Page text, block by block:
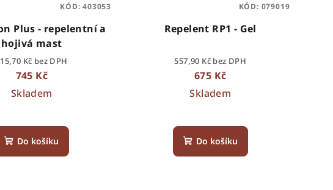
Plus - repelentní a
hojivá mast
Kč bez DPH
745 Kč
Skladem
Do košíku
KÓD:403053
Repelent RP1 - Gel
557,90 Kč bez DPH
675 Kč
Skladem
Do košíku
KÓD: 079019